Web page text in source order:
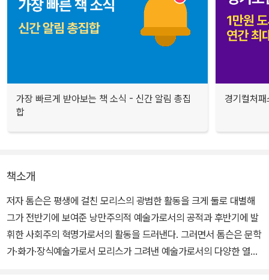
가장 빠르게 받아보는 책 소식 - 신간 알림 총집
합
경기컬처
책소개
저자 톰슨은 평생에 걸친 모리스의 광범한 활동을 크게 둘로 대별해
그가 전반기에 보여준 낭만주의적 예술가로서의 공적과 후반기에 발
휘한 사회주의 혁명가로서의 활동을 드러낸다. 그러면서 톰슨은 문학
가·화가·장식예술가로서 모리스가 그려낸 예술가로서의 다양한 열정